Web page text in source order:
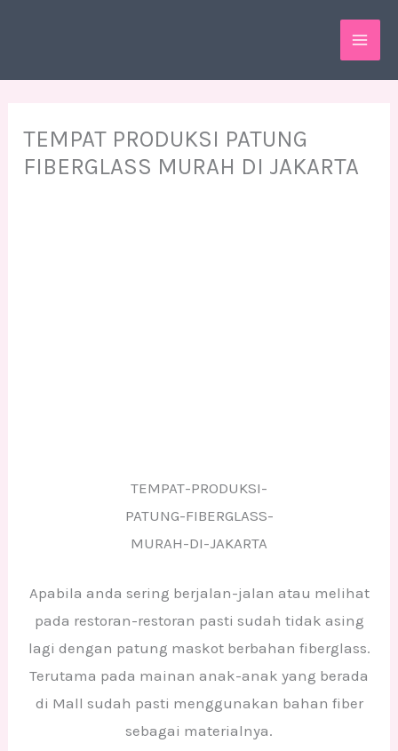
TEMPAT PRODUKSI PATUNG
FIBERGLASS MURAH DI JAKARTA
TEMPAT-PRODUKSI-
PATUNG-FIBERGLASS-
MURAH-DI-JAKARTA
Apabila anda sering berjalan-jalan atau melihat
pada restoran-restoran pasti sudah tidak asing
lagi dengan patung maskot berbahan fiberglass.
Terutama pada mainan anak-anak yang berada
di Mall sudah pasti menggunakan bahan fiber
sebagai materialnya.